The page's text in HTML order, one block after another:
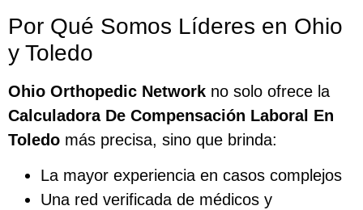
Por Qué Somos Líderes en Ohio
y Toledo
Ohio Orthopedic Network no solo ofrece la
Calculadora De Compensación Laboral En
Toledo más precisa, sino que brinda:
La mayor experiencia en casos complejos
Una red verificada de médicos y